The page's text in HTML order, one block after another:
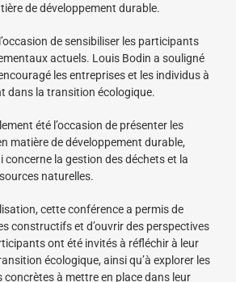
de développement durable.
de sensibiliser les participants
actuels. Louis Bodin a souligné
les entreprises et les individus à
dans la transition écologique.
été l’occasion de présenter les
matière de développement durable,
concerne la gestion des déchets et la
naturelles.
cette conférence a permis de
constructifs et d’ouvrir des perspectives
ont été invités à réfléchir à leur
écologique, ainsi qu’à explorer les
concrètes à mettre en place dans leur